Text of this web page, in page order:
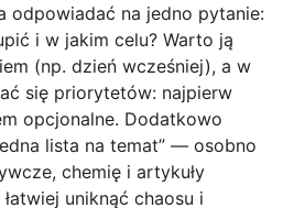
odpowiadać na jedno pytanie:
i w jakim celu? Warto ją
(np. dzień wcześniej), a w
się priorytetów: najpierw
opcjonalne. Dodatkowo
lista na temat” — osobno
chemię i artykuły
uniknąć chaosu i